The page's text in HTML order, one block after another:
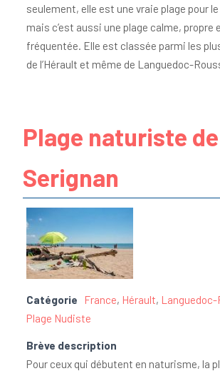
seulement, elle est une vraie plage pour
mais c’est aussi une plage calme, propre
fréquentée. Elle est classée parmi les
de l’Hérault et même de Languedoc-
Plage naturiste de
Serignan
Catégorie France, Hérault,
Plage Nudiste
Brève description
Pour ceux qui débutent en naturisme, la